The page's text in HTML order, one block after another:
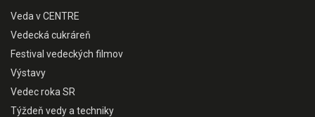
Veda v CENTRE
Vedecká cukráreň
Festival vedeckých filmov
Výstavy
Vedec roka SR
Týždeň vedy a techniky